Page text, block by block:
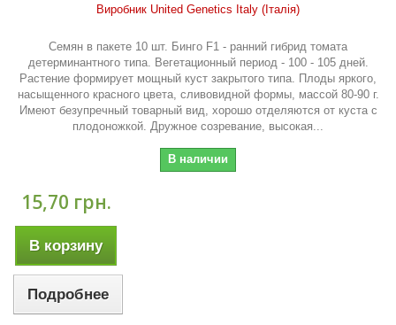
Виробник United Genetics Italy (Італія)
Семян в пакете 10 шт. Бинго F1 - ранний гибрид томата
детерминантного типа. Вегетационный период - 100 - 105 дней.
Растение формирует мощный куст закрытого типа. Плоды яркого,
насыщенного красного цвета, сливовидной формы, массой 80-90 г.
Имеют безупречный товарный вид, хорошо отделяются от куста с
плодоножкой. Дружное созревание, высокая...
В наличии
15,70 грн.
В корзину
Подробнее